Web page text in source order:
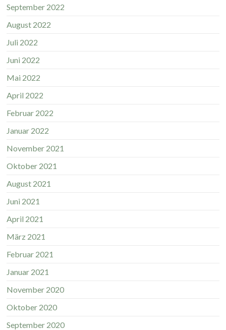
September 2022
August 2022
Juli 2022
Juni 2022
Mai 2022
April 2022
Februar 2022
Januar 2022
November 2021
Oktober 2021
August 2021
Juni 2021
April 2021
März 2021
Februar 2021
Januar 2021
November 2020
Oktober 2020
September 2020